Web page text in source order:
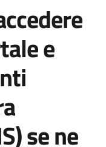
e
se ne